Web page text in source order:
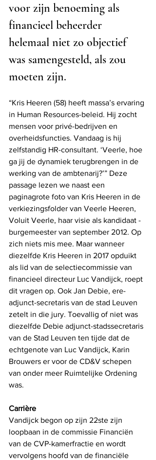
voor zijn benoeming als
financieel beheerder
helemaal niet zo objectief
was samengesteld, als zou
moeten zijn.
“Kris Heeren (58) heeft massa’s ervaring
in Human Resources-beleid. Hij zocht
mensen voor privé-bedrijven en
overheidsfuncties. Vandaag is hij
zelfstandig HR-consultant. ‘Veerle, hoe
ga jij de dynamiek terugbrengen in de
werking van de ambtenarij?’” Deze
passage lezen we naast een
paginagrote foto van Kris Heeren in de
verkiezingsfolder van Veerle Heeren,
Voluit Veerle, haar visie als kandidaat -
burgemeester van september 2012. Op
zich niets mis mee. Maar wanneer
diezelfde Kris Heeren in 2017 opduikt
als lid van de selectiecommissie van
financieel directeur Luc Vandijck, roept
dit vragen op. Ook Jan Debie, ere-
adjunct-secretaris van de stad Leuven
zetelt in die jury. Toevallig of niet was
diezelfde Debie adjunct-stadssecretaris
van de Stad Leuven ten tijde dat de
echtgenote van Luc Vandijck, Karin
Brouwers er voor de CD&V schepen
van onder meer Ruimtelijke Ordening
was.
Carrière
Vandijck begon op zijn 22ste zijn
loopbaan in de commissie Financiën
van de CVP-kamerfractie en wordt
vervolgens hoofd van de financiële